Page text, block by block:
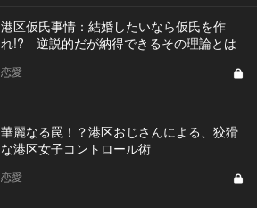
港区仮氏事情：結婚したいなら仮氏を作
れ!? 逆説的だが納得できるその理論とは
恋愛
華麗なる罠！？港区おじさんによる、狡猾
な港区女子コントロール術
恋愛